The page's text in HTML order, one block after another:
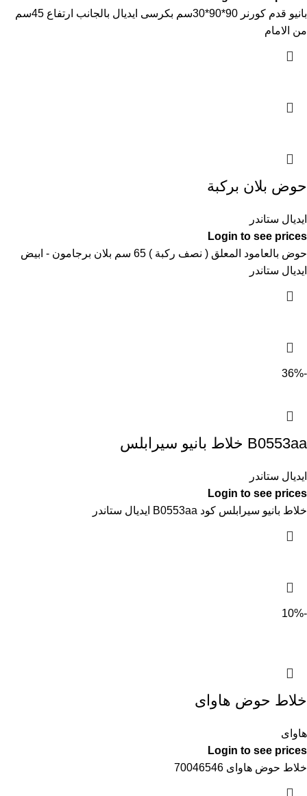
بانيو قدم كورنر 90*90*30سم بكرسى ايديال بالجانب ارتفاع 45سم
من الامام
حوض بلان بركبة
ايديال ستاندر
Login to see prices
حوض بالعامود المعلق ( نصف ركبة ) 65 سم بلان برجامون - ابيض
ايديال ستاندر
-36%
B0553aa خلاط بانيو سيرابلس
ايديال ستاندر
Login to see prices
خلاط بانيو سيرابلس كود B0553aa ايديال ستاندر
-10%
خلاط حوض هاواى
هاواى
Login to see prices
خلاط حوض هاواى 70046546